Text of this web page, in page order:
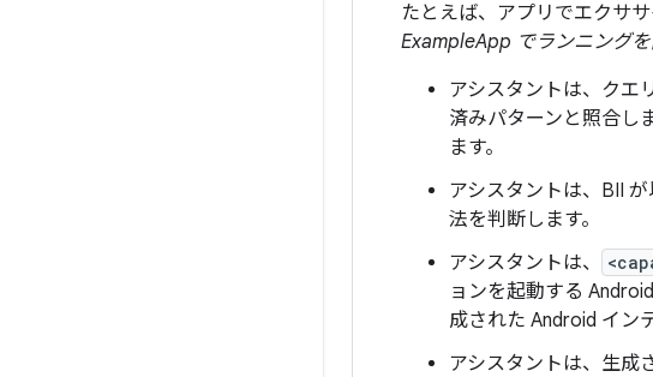
たとえば、アプリでエクサ
ExampleApp でランニングを
アシスタントは、クエ
済みパターンと照合し
ます。
アシスタントは、BII
法を判断します。
アシスタントは、
ョンを起動する
成された Android イン
アシスタントは、生成